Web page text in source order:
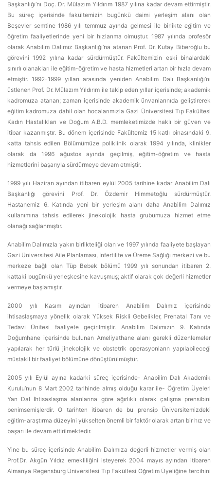
Başkanlığı’nı Doç. Dr. Mülazım Yıldırım 1987 yılına kadar devam ettirmiştir.
Bu süreç içerisinde fakültemizin bugünkü daimi yerleşim alanı olan
Beşevler semtine 1986 yılı temmuz ayında gelmesi ile birlikte eğitim ve
öğretim faaliyetlerinde yeni bir hızlanma olmuştur. 1987 yılında profesör
olarak Anabilim Dalımız Başkanlığı’na atanan Prof. Dr. Kutay Biberoğlu bu
görevini 1992 yılına kadar sürdürmüştür. Fakültemizin eski binalardaki
sınırlı olanakları ile eğitim-öğretim ve hasta hizmetleri artan bir hızla devam
etmiştir. 1992-1999 yılları arasında yeniden Anabilim Dalı Başkanlığı’nı
üstlenen Prof. Dr. Mülazım Yıldırım ile takip eden yıllar içerisinde; akademik
kadromuza atanan; zaman içerisinde akademik ünvanlarınıda geliştirerek
eğitim kadromuza dahil olan hocalarımızla Gazi Üniversitesi Tıp Fakültesi
Kadın Hastalıkları ve Doğum A.B.D. memleketimizde haklı bir güven ve
itibar kazanmıştır. Bu dönem içerisinde Fakültemiz 15 katlı binasındaki 9.
katta tahsis edilen Bölümümüze poliklinik olarak 1994 yılında, klinikler
olarak da 1996 ağustos ayında geçilmiş, eğitim-öğretim ve hasta
hizmetlerini başarıyla sürdürmeye devam etmiştir.
1999 yılı Haziran ayından itibaren eylül 2005 tarihine kadar Anabilim Dalı
Başkanlığı görevini Prof. Dr. Özdemir Himmetoğlu sürdürmüştür.
Hastanemiz 6. Katında yeni bir yerleşim alanı daha Anabilim Dalımız
kullanımına tahsis edilerek jinekolojik hasta grubumuza hizmet etme
olanağı sağlanmıştır.
Anabilim Dalımızla yakın birlikteliği olan ve 1997 yılında faaliyete başlayan
Gazi Üniversitesi Aile Planlaması, İnfertilite ve Üreme Sağlığı merkezi ve bu
merkeze bağlı olan Tüp Bebek bölümü 1999 yılı sonundan itibaren 2.
kattaki bugünkü yerleşkesine kavuşmuş; aktif olarak çok değerli hizmetler
vermeye başlamıştır.
2000 yılı Kasım ayından itibaren Anabilim Dalımız içerisinde
ihtisaslaşmaya yönelik olarak Yüksek Riskli Gebelikler, Prenatal Tanı ve
Tedavi Ünitesi faaliyete geçirilmiştir. Anabilim Dalımızın 9. Katında
Doğumhane içerisinde bulunan Ameliyathane alanı gerekli düzenlemeler
yapılarak her türlü jinekolojik ve obstetrik operasyonların yapılabileceği
müstakil bir faaliyet bölümüne dönüştürülmüştür.
2005 yılı Eylül ayına kadarki süreç içerisinde- Anabilim Dalı Akademik
Kurulu’nun 8 Mart 2002 tarihinde almış olduğu karar ile- Öğretim Üyeleri
Yan Dal İhtisaslaşma alanlarına göre ağırlıklı olarak çalışma prensibini
benimsemişlerdir. O tarihten itibaren de bu prensip Üniversitemizdeki
eğitim-araştırma düzeyini yükselten önemli bir faktör olarak artan bir hız ve
başarı ile devam ettirilmektedir.
Yine bu süreç içerisinde Anabilim Dalımıza değerli hizmetler vermiş olan
Prof.Dr. Akgün Yıldız emekliliğini isteyerek 2004 mayıs ayından itibaren
Almanya Regensburg Üniversitesi Tıp Fakültesi Öğretim Üyeliğine tercihini